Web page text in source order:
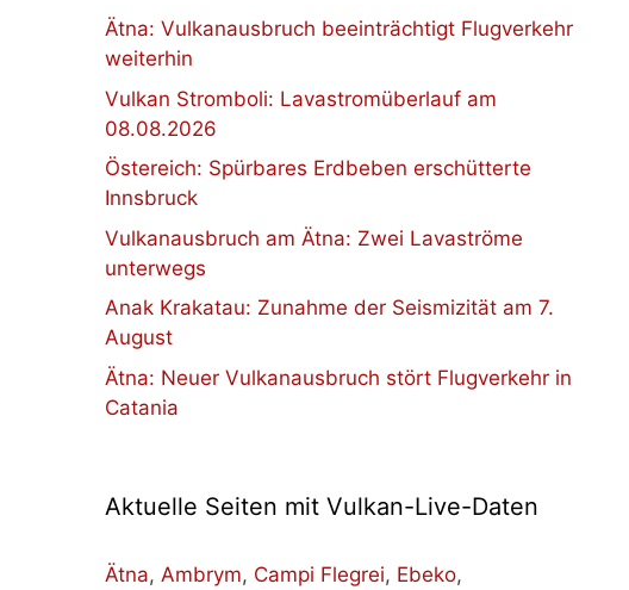
Ätna: Vulkanausbruch beeinträchtigt Flugverkehr
weiterhin
Vulkan Stromboli: Lavastromüberlauf am
08.08.2026
Östereich: Spürbares Erdbeben erschütterte
Innsbruck
Vulkanausbruch am Ätna: Zwei Lavaströme
unterwegs
Anak Krakatau: Zunahme der Seismizität am 7.
August
Ätna: Neuer Vulkanausbruch stört Flugverkehr in
Catania
Aktuelle Seiten mit Vulkan-Live-Daten
Ätna, Ambrym, Campi Flegrei, Ebeko,